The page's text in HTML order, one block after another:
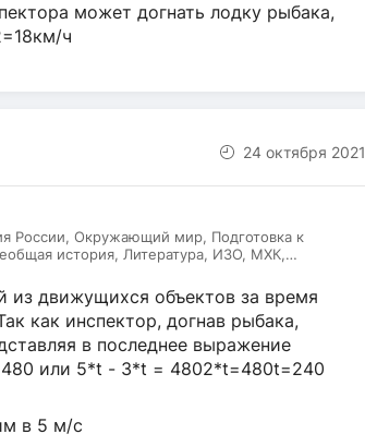
может догнать лодку рыбака,
ч
24 октября 2021
России, Окружающий мир, Подготовка к
история, Литература, ИЗО, МХК,
из движущихся объектов за время
как инспектор, догнав рыбака,
в последнее выражение
или 5*t - 3*t = 4802*t=480t=240
в 5 м/с